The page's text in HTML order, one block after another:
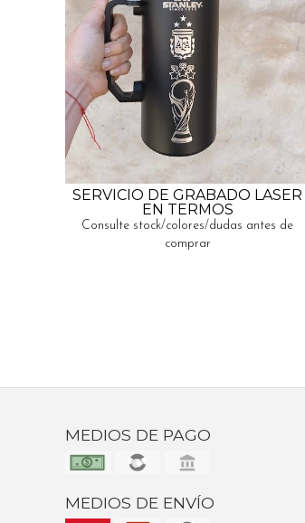
SERVICIO DE GRABADO LASER
EN TERMOS
Consulte stock/colores/dudas antes de
comprar
MEDIOS DE PAGO
MEDIOS DE ENVÍO